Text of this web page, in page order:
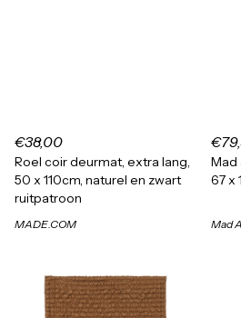
€38,00
Roel coir deurmat, extra lang,
50 x 110cm, naturel en zwart
ruitpatroon
MADE.COM
Mad
67 x
Mad